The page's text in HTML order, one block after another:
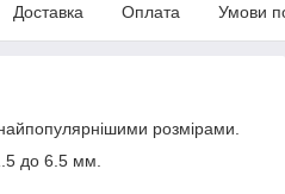
Доставка Оплата Умови
розмірами.
до 6.5 мм.